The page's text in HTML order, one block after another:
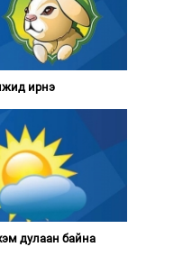
ирнэ
дулаан байна